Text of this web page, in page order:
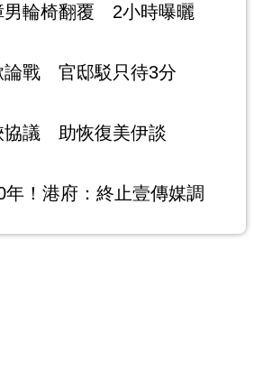
男輪椅翻覆 2小時曝曬
論戰 官邸駁只待3分
協議 助恢復美伊談
！港府：終止壹傳媒調